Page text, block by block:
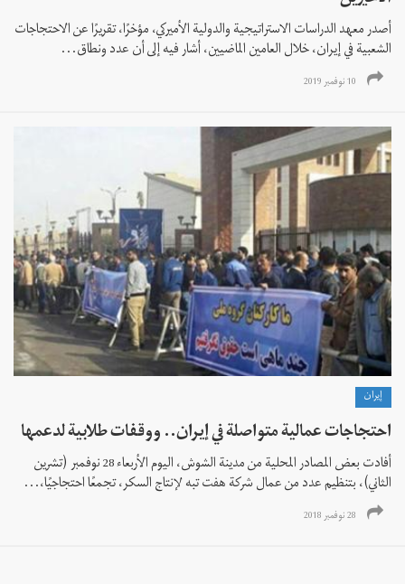
أصدر معهد الدراسات الاستراتيجية والدولية الأميركي، مؤخرًا، تقريرًا عن الاحتجاجات
الشعبية في إيران، خلال العامين الماضيين، أشار فيه إلى أن عدد ونطاق...
10 نوفمبر 2019
إيران
احتجاجات عمالية متواصلة في إيران.. ووقفات طلابية لدعمها
أفادت بعض المصادر المحلية من مدينة الشوش، اليوم الأربعاء 28 نوفمبر (تشرين
الثاني)، بتنظيم عدد من عمال شركة هفت تبه لإنتاج السكر، تجمعًا احتجاجيًا،...
28 نوفمبر 2018